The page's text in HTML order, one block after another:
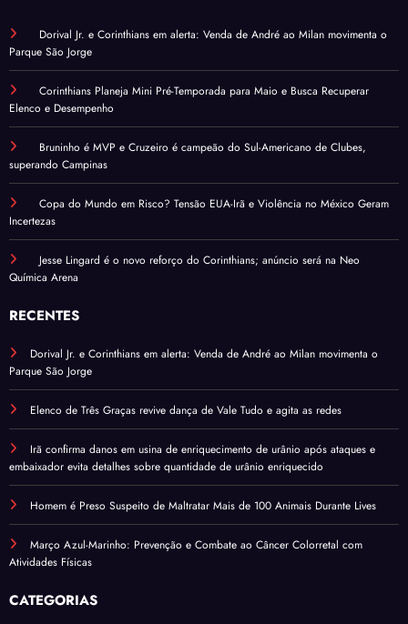
Dorival Jr. e Corinthians em alerta: Venda de André ao Milan movimenta o
Parque São Jorge
Corinthians Planeja Mini Pré-Temporada para Maio e Busca Recuperar
Elenco e Desempenho
Bruninho é MVP e Cruzeiro é campeão do Sul-Americano de Clubes,
superando Campinas
Copa do Mundo em Risco? Tensão EUA-Irã e Violência no México Geram
Incertezas
Jesse Lingard é o novo reforço do Corinthians; anúncio será na Neo
Química Arena
RECENTES
Dorival Jr. e Corinthians em alerta: Venda de André ao Milan movimenta o
Parque São Jorge
Elenco de Três Graças revive dança de Vale Tudo e agita as redes
Irã confirma danos em usina de enriquecimento de urânio após ataques e
embaixador evita detalhes sobre quantidade de urânio enriquecido
Homem é Preso Suspeito de Maltratar Mais de 100 Animais Durante Lives
Março Azul-Marinho: Prevenção e Combate ao Câncer Colorretal com
Atividades Físicas
CATEGORIAS